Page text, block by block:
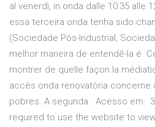
al venerdì, in onda dalle 10:35 alle
essa terceira onda tenha sido
(Sociedade Pós-Industrial,
melhor maneira de entendê-la é
montrer de quelle façon la
accès onda renovatória concerne
pobres. A segunda . Acesso em:
required to use the website to